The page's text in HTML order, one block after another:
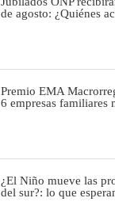
de agosto: ¿Quiénes
Premio EMA
6 empresas familiares
¿El Niño mueve las
del sur?: lo que